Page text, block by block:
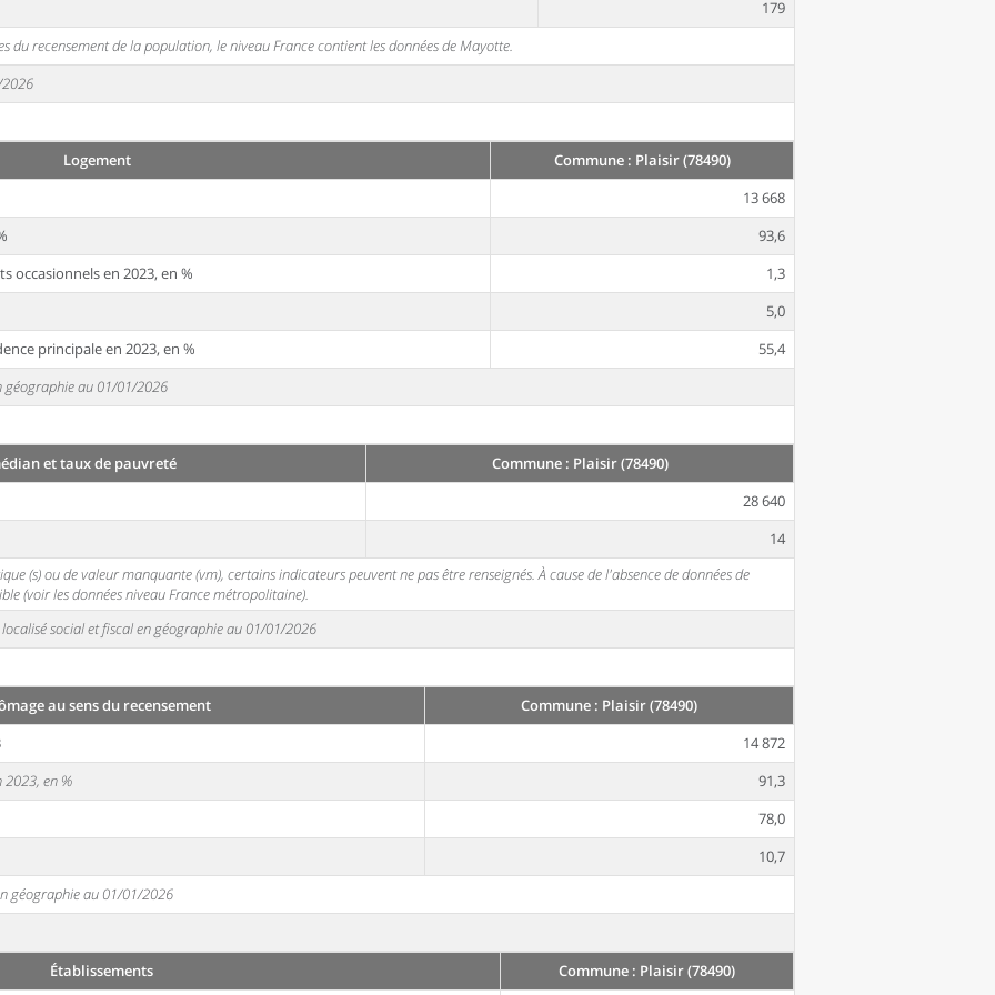
179
du recensement de la population, le niveau France contient les données de Mayotte.
Logement
Commune : Plaisir (78490)
13 668
93,6
occasionnels en 2023, en %
1,3
5,0
principale en 2023, en %
55,4
géographie au 01/01/2026
et taux de pauvreté
Commune : Plaisir (78490)
28 640
14
(s) ou de valeur manquante (vm), certains indicateurs peuvent ne pas être renseignés. À cause de l'absence de données de
(voir les données niveau France métropolitaine).
localisé social et fiscal en géographie au 01/01/2026
au sens du recensement
Commune : Plaisir (78490)
14 872
en %
91,3
78,0
10,7
géographie au 01/01/2026
Établissements Commune : Plaisir (78490)